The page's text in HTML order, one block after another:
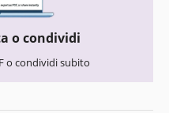
o condividi
o condividi subito